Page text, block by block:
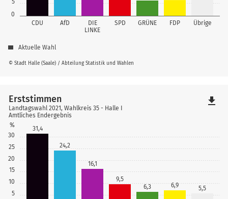
0
CDU AfD
DIE
LINKE
SPD GRÜNE FDP Übrige
© Stadt Halle (Saale) / Abteilung Statistik und Wahlen
Aktuelle Wahl
5
10
15
20
25
30
%
31,4
24,2
16,1
9,5
6,3
6,9 5,5
Erststimmen
Landtagswahl 2021, Wahlkreis 35 - Halle I
Amtliches Endergebnis
file_download